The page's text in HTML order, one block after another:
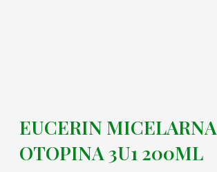
EUCERIN MICELARNA
OTOPINA 3U1 200ML